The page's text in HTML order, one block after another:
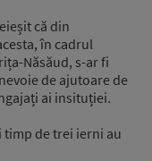
că din
în cadrul
Năsăud, s-ar fi
de ajutoare de
ai insituției.
timp de trei ierni au